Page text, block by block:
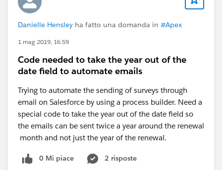
Danielle Hensley ha fatto una domanda in #Apex
1 mag 2019, 16:59
Code needed to take the year out of the
date field to automate emails
Trying to automate the sending of surveys through
email on Salesforce by using a process builder. Need a
special code to take the year out of the date field so
the emails can be sent twice a year around the renewal
month and not just the year of the renewal.
0 Mi piace
2 risposte